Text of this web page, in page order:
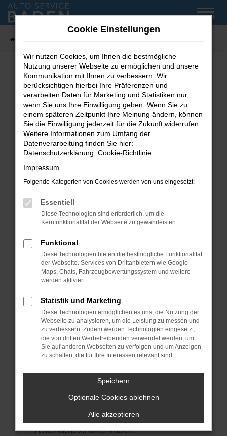
Zum
Hauptinhalt
MENÜ
Fehler: Network Error
Beim Laden ist ein Fehler aufgetreten.
Hier sind ein paar Tipps, die dir helfen können:
Überprüfe deine Firewall und deine
Internetverbindung.
Laden andere Webseiten, zum Beispiel deine
Suchmaschine?
Prüfe deine Browsererweiterungen.
können das Laden bestimmter Seiten
verhindern. Funktioniert die Seite in einem
Fenster?
Starte dein Gerät neu.
Das kann manchmal helfen, vorübergehende
Probleme zu beheben.
Betriebssystem auf dem neuesten Stand
sind.
Veraltete Software birgt nicht nur ein
Sicherheitsrisiko, sondern kann auch dazu
führen, dass bestimmte Funktionen nicht mehr
unterstützt werden.
Wende dich an den Webseitenbetreiber.
Wenn du alle oben genannten Schritte versucht
hast, kontaktiere uns bitte. Wir werden
uns diesen Text schicken, um uns bei der
Fehlersuche zu unterstützen:
Cookie Einstellungen
Wir nutzen Cookies, um Ihnen die bestmögliche
Nutzung unserer Webseite zu ermöglichen und unsere
Kommunikation mit Ihnen zu verbessern. Wir
berücksichtigen hierbei Ihre Präferenzen und
verarbeiten Daten für Marketing und Statistiken nur,
wenn Sie uns Ihre Einwilligung geben. Wenn Sie zu
einem späteren Zeitpunkt Ihre Meinung ändern, können
Sie die Einwilligung jederzeit für die Zukunft widerrufen.
Weitere Informationen zum Umfang der
Datenverarbeitung finden Sie hier:
Datenschutzerklärung Cookie-Richtlinie
Impressum
Folgende Kategorien von Cookies werden von uns eingesetzt:
Essentiell
Diese Technologien sind erforderlich, um die
Kernfunktionalität der Webseite zu gewährleisten.
Funktional
Diese Technologien bieten die bestmögliche Funktionalität
der Webseite. Services von Drittanbietern wie Google
Maps, Chats, Fahrzeugbewertungssystem und weitere
werden aktiviert.
Statistik und Marketing
Diese Technologien ermöglichen es uns, die Nutzung der
Webseite zu analysieren, um die Leistung zu messen und
zu verbessern. Zudem werden Technologien eingesetzt,
die von dritten Werbetreibenden verwendet werden, um
Sie auf anderen Webseiten zu verfolgen und um Anzeigen
zu schalten, die für Ihre Interessen relevant sind.
Speichern
Optionale Cookies ablehnen
Alle akzeptieren